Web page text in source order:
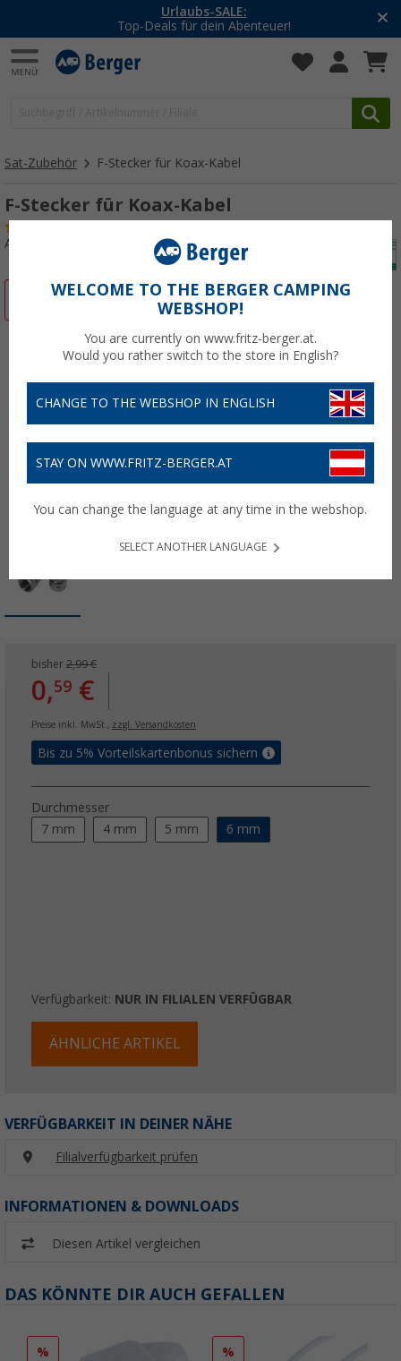
Urlaubs-SALE:
Top-Deals für dein Abenteuer!
Sat-Zubehör F-Stecker für Koax-Kabel
F-Stecker für Koax-Kabel
Art.-Nr.: 181630
bisher 2,99 €
0,59 €
Preise inkl. MwSt., zzgl. Versandkosten
Bis zu 5% Vorteilskartenbonus sichern
Durchmesser
7 mm
4 mm 5 mm 6 mm
Verfügbarkeit: NUR IN FILIALEN VERFÜGBAR
ÄHNLICHE ARTIKEL
VERFÜGBARKEIT IN DEINER NÄHE
Filialverfügbarkeit prüfen
INFORMATIONEN & DOWNLOADS
Diesen Artikel vergleichen
DAS KÖNNTE DIR AUCH GEFALLEN
% %
WELCOME TO THE BERGER CAMPING
WEBSHOP!
You are currently on www.fritz-berger.at.
Would you rather switch to the store in English?
CHANGE TO THE WEBSHOP IN ENGLISH
STAY ON WWW.FRITZ-BERGER.AT
You can change the language at any time in the webshop.
SELECT ANOTHER LANGUAGE